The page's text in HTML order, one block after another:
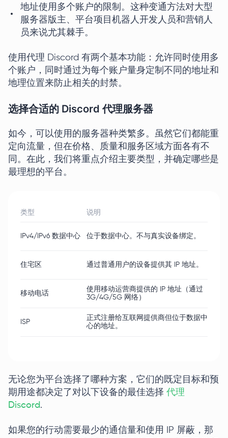
地址使用多个账户的限制。这种变通方法对大型
服务器版主、平台项目机器人开发人员和营销人
员来说尤其棘手。
使用代理 Discord 有两个基本功能：允许同时使用多
个账户，同时通过为每个账户量身定制不同的地址和
地理位置来防止相关的封禁。
选择合适的 Discord 代理服务器
如今，可以使用的服务器种类繁多。虽然它们都能重
定向流量，但在价格、质量和服务区域方面各有不
同。在此，我们将重点介绍主要类型，并确定哪些是
最理想的平台。
类型 说明
IPv4/IPv6 数据中心 位于数据中心。不与真实设备绑定。
住宅区 通过普通用户的设备提供其 IP 地址。
移动电话
使用移动运营商提供的 IP 地址（通过
3G/4G/5G 网络）
ISP
正式注册给互联网提供商但位于数据中
心的地址。
无论您为平台选择了哪种方案，它们的既定目标和预
期用途都决定了对以下设备的最佳选择 代理
Discord.
如果您的行动需要最少的通信量和使用 IP 屏蔽，那